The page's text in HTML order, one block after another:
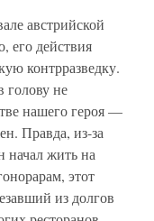
австрийской
его действия
контрразведку.
голову не
нашего героя —
Правда, из-за
начал жить на
этот
из долгов